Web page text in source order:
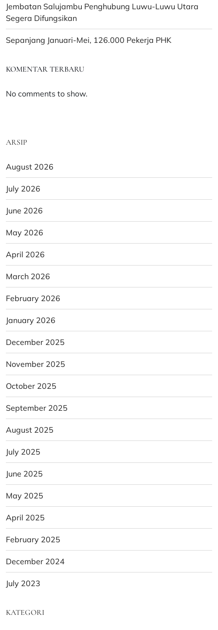
Jembatan Salujambu Penghubung Luwu-Luwu Utara
Segera Difungsikan
Sepanjang Januari-Mei, 126.000 Pekerja PHK
KOMENTAR TERBARU
No comments to show.
ARSIP
August 2026
July 2026
June 2026
May 2026
April 2026
March 2026
February 2026
January 2026
December 2025
November 2025
October 2025
September 2025
August 2025
July 2025
June 2025
May 2025
April 2025
February 2025
December 2024
July 2023
KATEGORI